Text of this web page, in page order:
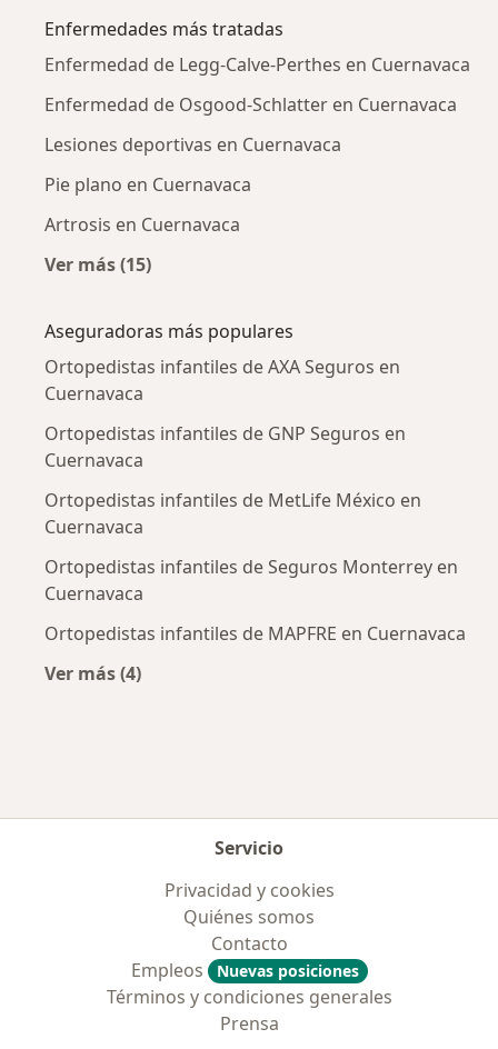
Enfermedades más tratadas
Enfermedad de Legg-Calve-Perthes en Cuernavaca
Enfermedad de Osgood-Schlatter en Cuernavaca
Lesiones deportivas en Cuernavaca
Pie plano en Cuernavaca
Artrosis en Cuernavaca
Ver más (15)
Aseguradoras más populares
Ortopedistas infantiles de AXA Seguros en
Cuernavaca
Ortopedistas infantiles de GNP Seguros en
Cuernavaca
Ortopedistas infantiles de MetLife México en
Cuernavaca
Ortopedistas infantiles de Seguros Monterrey en
Cuernavaca
Ortopedistas infantiles de MAPFRE en Cuernavaca
Ver más (4)
Servicio
Privacidad y cookies
Quiénes somos
Contacto
Empleos
Nuevas posiciones
Términos y condiciones generales
Prensa